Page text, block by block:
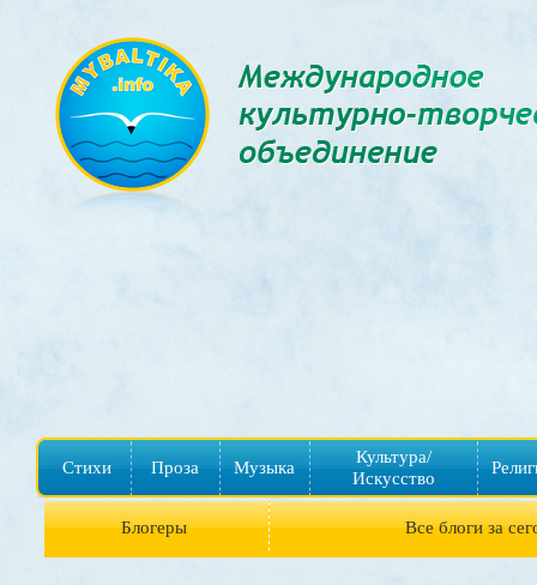
Стихи Проза Музыка
Культура/
Искусство
Блогеры Все блоги за